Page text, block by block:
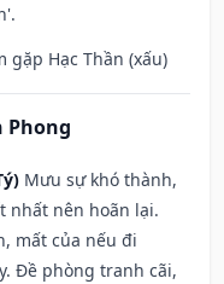
Hạc Thần (xấu)
Phong
Mưu sự khó thành,
nhất nên hoãn lại.
mất của nếu đi
Đề phòng tranh cãi,